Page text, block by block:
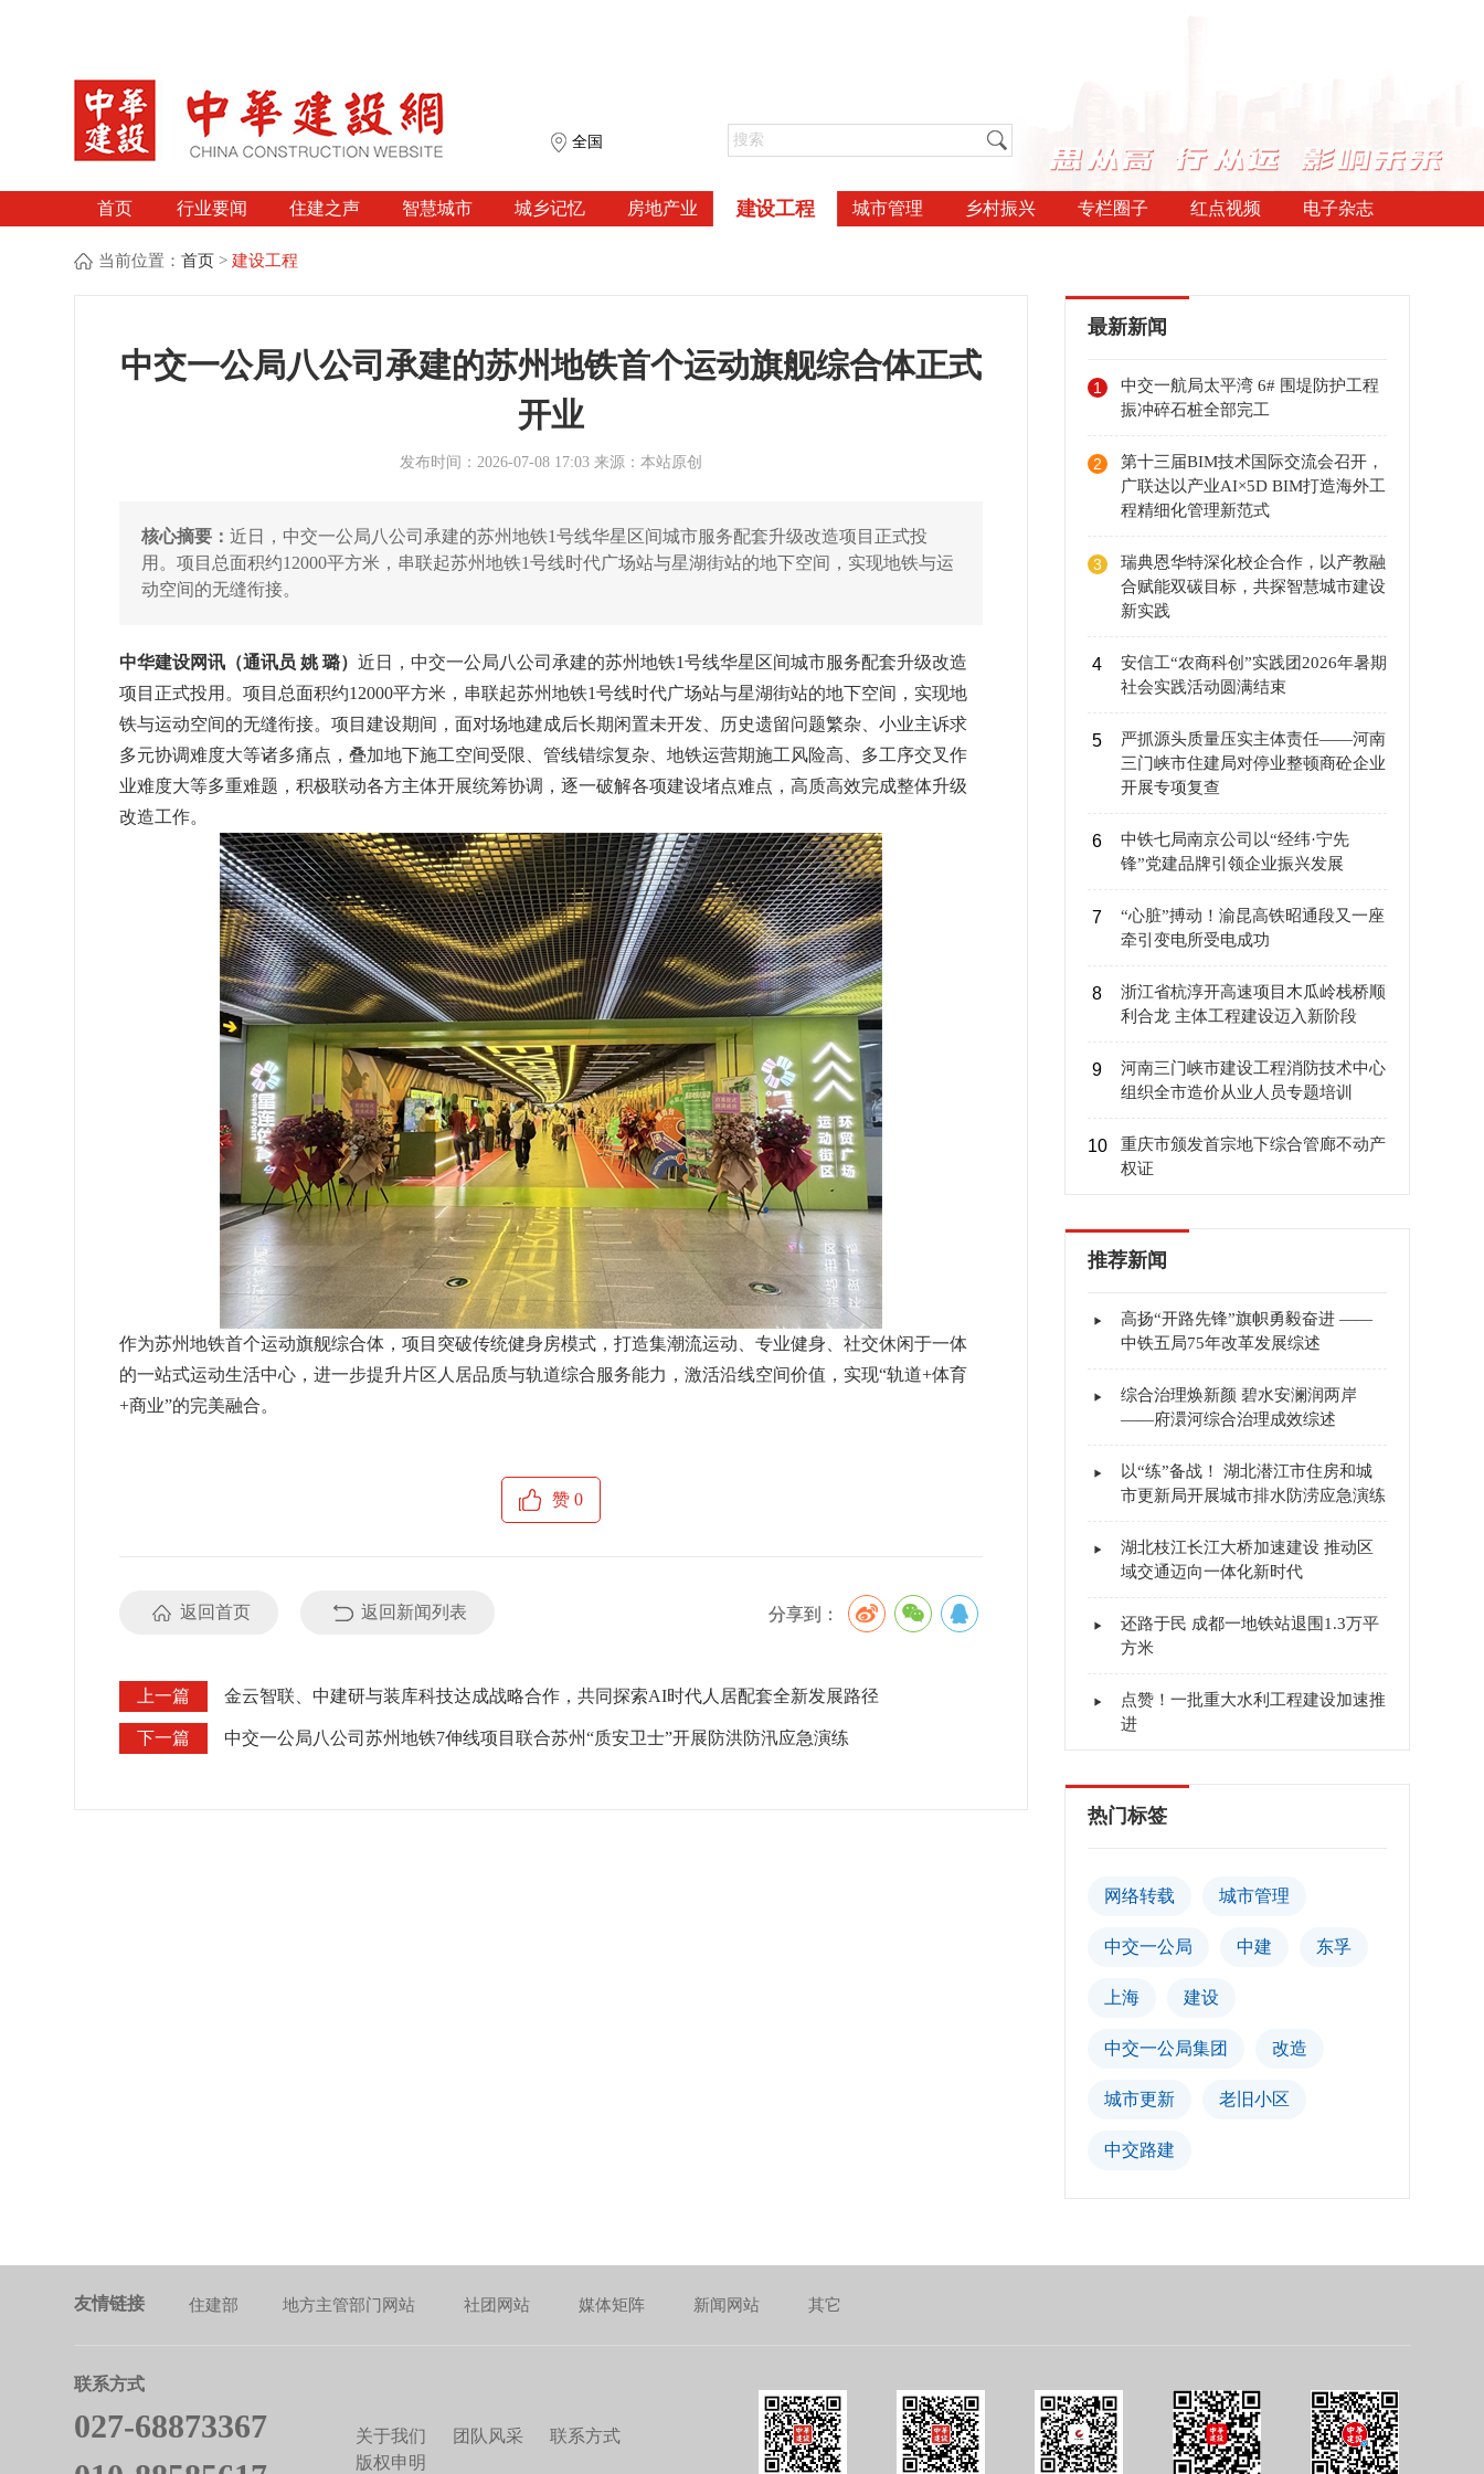
全国
首页 行业要闻 住建之声 智慧城市 城乡记忆 房地产业 建设工程 城市管理 乡村振兴 专栏圈子 红点视频 电子杂志
当前位置：首页 >建设工程
中交一公局八公司承建的苏州地铁首个运动旗舰综合体正式
开业
发布时间：2026-07-08 17:03 来源：本站原创
核心摘要：近日，中交一公局八公司承建的苏州地铁1号线华星区间城市服务配套升级改造项目正式投
用。项目总面积约12000平方米，串联起苏州地铁1号线时代广场站与星湖街站的地下空间，实现地铁与运
动空间的无缝衔接。
中华建设网讯（通讯员 姚 璐）近日，中交一公局八公司承建的苏州地铁1号线华星区间城市服务配套升级改造
项目正式投用。项目总面积约12000平方米，串联起苏州地铁1号线时代广场站与星湖街站的地下空间，实现地
铁与运动空间的无缝衔接。项目建设期间，面对场地建成后长期闲置未开发、历史遗留问题繁杂、小业主诉求
多元协调难度大等诸多痛点，叠加地下施工空间受限、管线错综复杂、地铁运营期施工风险高、多工序交叉作
业难度大等多重难题，积极联动各方主体开展统筹协调，逐一破解各项建设堵点难点，高质高效完成整体升级
改造工作。
作为苏州地铁首个运动旗舰综合体，项目突破传统健身房模式，打造集潮流运动、专业健身、社交休闲于一体
的一站式运动生活中心，进一步提升片区人居品质与轨道综合服务能力，激活沿线空间价值，实现“轨道+体育
+商业”的完美融合。
赞0
返回首页 返回新闻列表 分享到：
上一篇 金云智联、中建研与装库科技达成战略合作，共同探索AI时代人居配套全新发展路径
下一篇 中交一公局八公司苏州地铁7伸线项目联合苏州“质安卫士”开展防洪防汛应急演练
最新新闻
1
中交一航局太平湾 6# 围堤防护工程
振冲碎石桩全部完工
2
第十三届BIM技术国际交流会召开，
广联达以产业AI×5D BIM打造海外工
程精细化管理新范式
3
瑞典恩华特深化校企合作，以产教融
合赋能双碳目标，共探智慧城市建设
新实践
4
安信工“农商科创”实践团2026年暑期
社会实践活动圆满结束
5
严抓源头质量压实主体责任——河南
三门峡市住建局对停业整顿商砼企业
开展专项复查
6
中铁七局南京公司以“经纬·宁先
锋”党建品牌引领企业振兴发展
7
“心脏”搏动！渝昆高铁昭通段又一座
牵引变电所受电成功
8
浙江省杭淳开高速项目木瓜岭栈桥顺
利合龙 主体工程建设迈入新阶段
9
河南三门峡市建设工程消防技术中心
组织全市造价从业人员专题培训
10
重庆市颁发首宗地下综合管廊不动产
权证
推荐新闻
高扬“开路先锋”旗帜勇毅奋进 ——
中铁五局75年改革发展综述
综合治理焕新颜 碧水安澜润两岸
——府澴河综合治理成效综述
以“练”备战！ 湖北潜江市住房和城
市更新局开展城市排水防涝应急演练
湖北枝江长江大桥加速建设 推动区
域交通迈向一体化新时代
还路于民 成都一地铁站退围1.3万平
方米
点赞！一批重大水利工程建设加速推
进
热门标签
网络转载 城市管理
中交一公局 中建 东孚
上海 建设
中交一公局集团 改造
城市更新 老旧小区
中交路建
友情链接 住建部 地方主管部门网站 社团网站 媒体矩阵 新闻网站 其它
联系方式
027-68873367
关于我们 团队风采
联系方式
版权申明